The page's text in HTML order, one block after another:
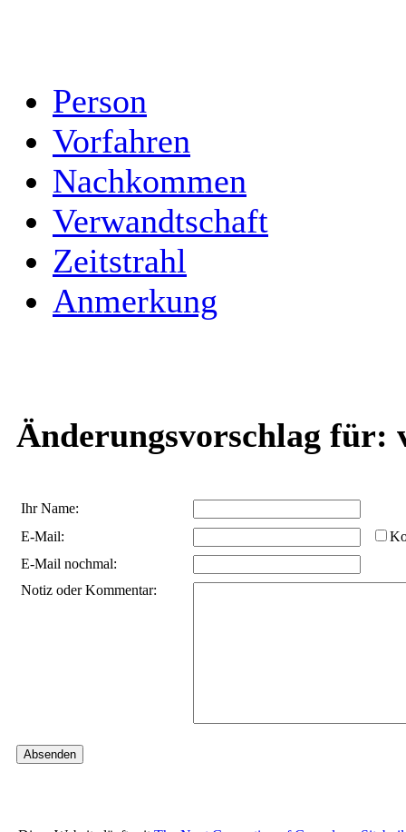
Person
Vorfahren
Nachkommen
Verwandtschaft
Zeitstrahl
Anmerkung
Änderungsvorschlag für:
Ihr Name:
E-Mail:
E-Mail nochmal:
Notiz oder Kommentar: